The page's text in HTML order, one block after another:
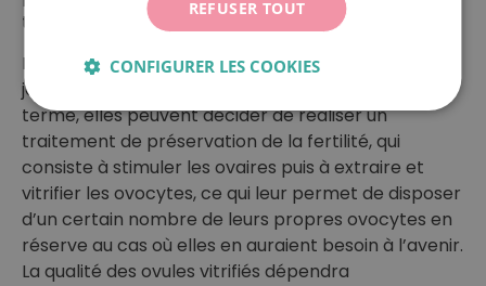
technique de PMA.
Lorsque le problème est détecté chez des femmes
jeunes qui ne souhaitent pas devenir mères à court
terme, elles peuvent décider de réaliser un
traitement de préservation de la fertilité, qui
consiste à stimuler les ovaires puis à extraire et
vitrifier les ovocytes, ce qui leur permet de disposer
d’un certain nombre de leurs propres ovocytes en
réserve au cas où elles en auraient besoin à l’avenir.
La qualité des ovules vitrifiés dépendra
REFUSER TOUT
CONFIGURER LES COOKIES